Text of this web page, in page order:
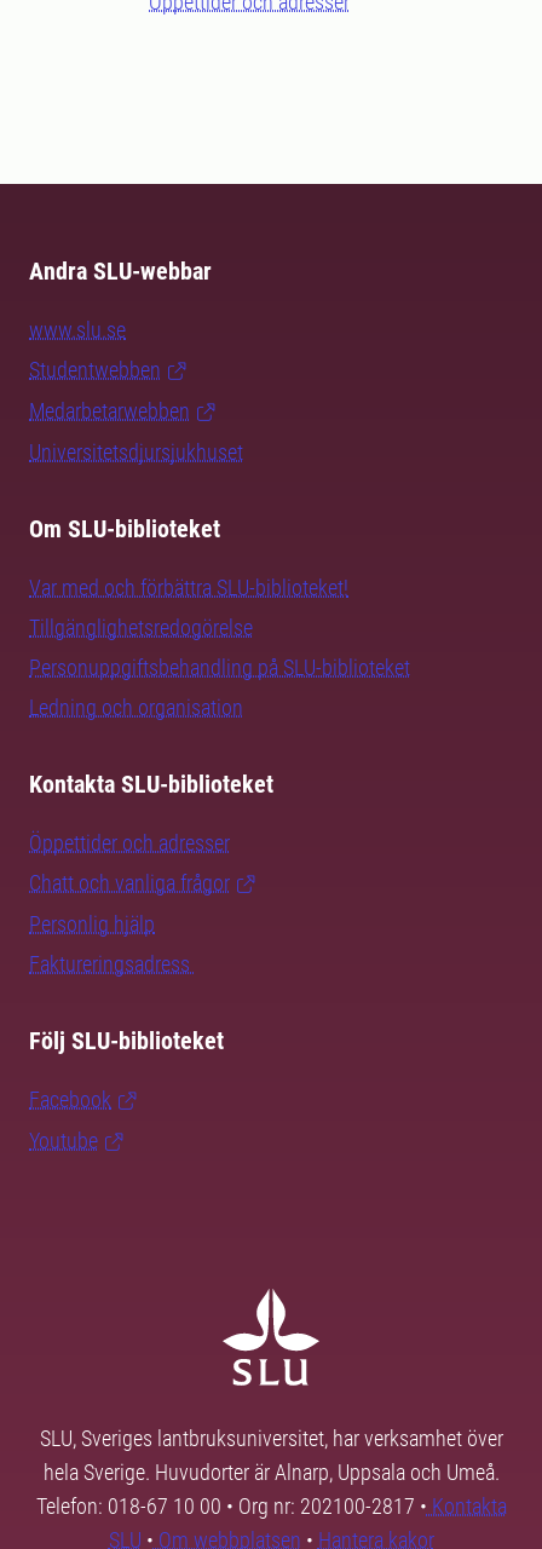
Andra SLU-webbar
www.slu.se
Studentwebben
Medarbetarwebben
Universitetsdjursjukhuset
Om SLU-biblioteket
Var med och förbättra SLU-biblioteket!
Tillgänglighetsredogörelse
Personuppgiftsbehandling på SLU-biblioteket
Ledning och organisation
Kontakta SLU-biblioteket
Öppettider och adresser
Chatt och vanliga frågor
Personlig hjälp
Faktureringsadress
Följ SLU-biblioteket
Facebook
Youtube
SLU, Sveriges lantbruksuniversitet, har verksamhet över
hela Sverige. Huvudorter är Alnarp, Uppsala och Umeå.
Telefon: 018-67 10 00 • Org nr: 202100-2817 • Kontakta
SLU • Om webbplatsen • Hantera kakor